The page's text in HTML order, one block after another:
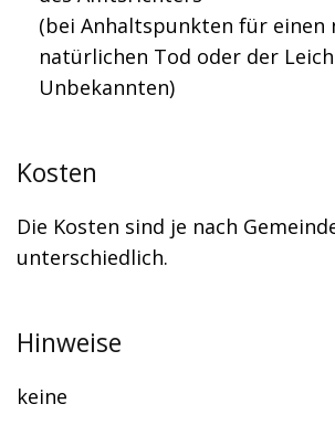
(bei Anhaltspunkten für einen
natürlichen Tod oder der
Unbekannten)
Kosten
Die Kosten sind je nach
unterschiedlich.
Hinweise
keine